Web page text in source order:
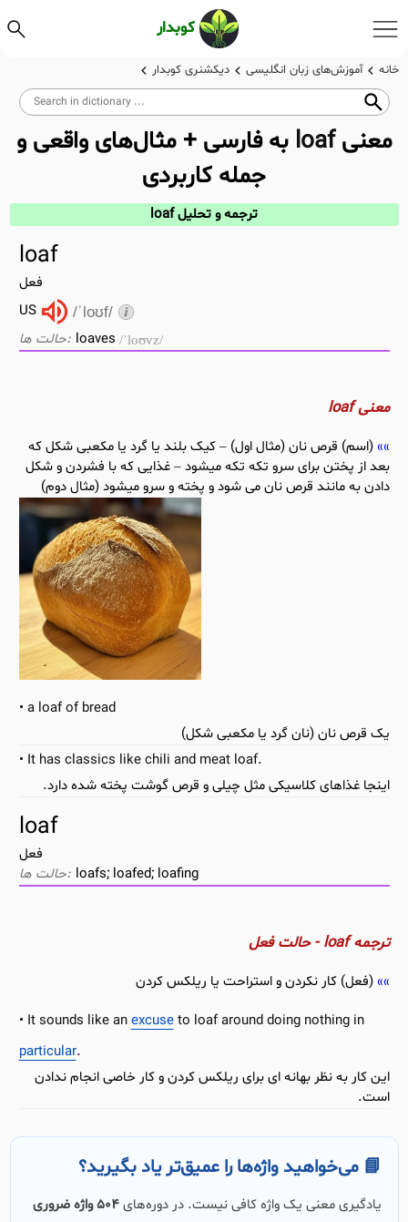
کوبدار
خانه آموزش‌های زبان انگلیسی دیکشنری کوبدار
معنیloaf به فارسی + مثال‌های واقعی و
جمله کاربردی
ترجمه و تحلیل loaf
loaf
فعل
US
/ˈloʊf/
loaves /ˈloʊvz/
معنی loaf
(اسم) قرص نان (مثال اول) – کیک بلند یا گرد یا مکعبی شکل که
بعد از پختن برای سرو تکه تکه میشود – غذایی که با فشردن و شکل
دادن به مانند قرص نان می شود و پخته و سرو میشود (مثال دوم)
a loaf of bread
یک قرص نان (نان گرد یا مکعبی شکل)
It has classics like chili and meat loaf.
اینجا غذاهای کلاسیکی مثل چیلی و قرص گوشت پخته شده دارد.
loaf
فعل
loafs; loafed; loafing
ترجمه loaf - حالت فعل
(فعل) کار نکردن و استراحت یا ریلکس کردن
It sounds like anexcuseto loaf around doing nothing in
particular.
این کار به نظر بهانه ای برای ریلکس کردن و کار خاصی انجام ندادن
است.
📘 می‌خواهید واژه‌ها را عمیق‌تر یاد بگیرید؟
یادگیری معنی یک واژه کافی نیست. در دوره‌های504 واژه ضروری